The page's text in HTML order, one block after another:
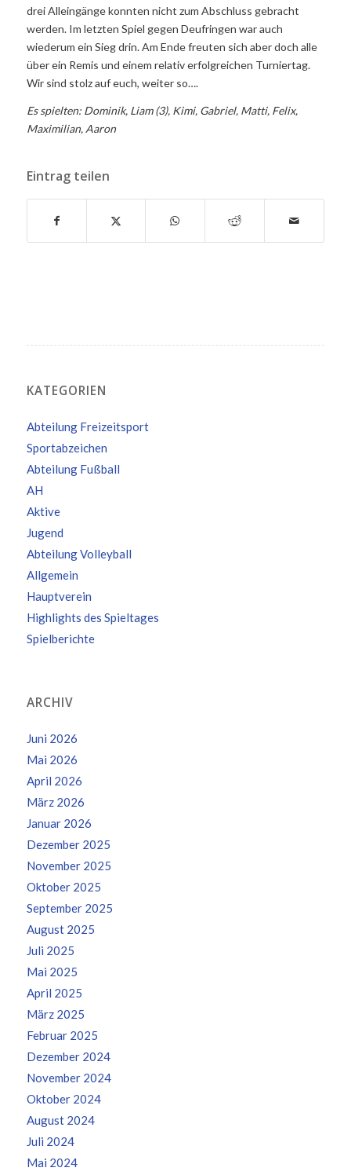
drei Alleingänge konnten nicht zum Abschluss gebracht
werden. Im letzten Spiel gegen Deufringen war auch
wiederum ein Sieg drin. Am Ende freuten sich aber doch alle
über ein Remis und einem relativ erfolgreichen Turniertag.
Wir sind stolz auf euch, weiter so….
Es spielten: Dominik, Liam (3), Kimi, Gabriel, Matti, Felix,
Maximilian, Aaron
Eintrag teilen
KATEGORIEN
Abteilung Freizeitsport
Sportabzeichen
Abteilung Fußball
AH
Aktive
Jugend
Abteilung Volleyball
Allgemein
Hauptverein
Highlights des Spieltages
Spielberichte
ARCHIV
Juni 2026
Mai 2026
April 2026
März 2026
Januar 2026
Dezember 2025
November 2025
Oktober 2025
September 2025
August 2025
Juli 2025
Mai 2025
April 2025
März 2025
Februar 2025
Dezember 2024
November 2024
Oktober 2024
August 2024
Juli 2024
Mai 2024